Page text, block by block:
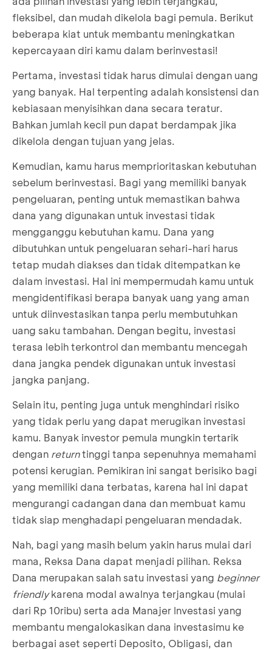
fleksibel, dan mudah dikelola bagi pemula. Berikut
beberapa kiat untuk membantu meningkatkan
kepercayaan diri kamu dalam berinvestasi!
Pertama, investasi tidak harus dimulai dengan uang
yang banyak. Hal terpenting adalah konsistensi dan
kebiasaan menyisihkan dana secara teratur.
Bahkan jumlah kecil pun dapat berdampak jika
dikelola dengan tujuan yang jelas.
Kemudian, kamu harus memprioritaskan kebutuhan
sebelum berinvestasi. Bagi yang memiliki banyak
pengeluaran, penting untuk memastikan bahwa
dana yang digunakan untuk investasi tidak
mengganggu kebutuhan kamu. Dana yang
dibutuhkan untuk pengeluaran sehari-hari harus
tetap mudah diakses dan tidak ditempatkan ke
dalam investasi. Hal ini mempermudah kamu untuk
mengidentifikasi berapa banyak uang yang aman
untuk diinvestasikan tanpa perlu membutuhkan
uang saku tambahan. Dengan begitu, investasi
terasa lebih terkontrol dan membantu mencegah
dana jangka pendek digunakan untuk investasi
jangka panjang.
Selain itu, penting juga untuk menghindari risiko
yang tidak perlu yang dapat merugikan investasi
kamu. Banyak investor pemula mungkin tertarik
dengan returntinggi tanpa sepenuhnya memahami
potensi kerugian. Pemikiran ini sangat berisiko bagi
yang memiliki dana terbatas, karena hal ini dapat
mengurangi cadangan dana dan membuat kamu
tidak siap menghadapi pengeluaran mendadak.
Nah, bagi yang masih belum yakin harus mulai dari
mana, Reksa Dana dapat menjadi pilihan. Reksa
Dana merupakan salah satu investasi yang beginner
friendlykarena modal awalnya terjangkau (mulai
dari Rp 10ribu) serta ada Manajer Investasi yang
membantu mengalokasikan dana investasimu ke
berbagai aset seperti Deposito, Obligasi, dan